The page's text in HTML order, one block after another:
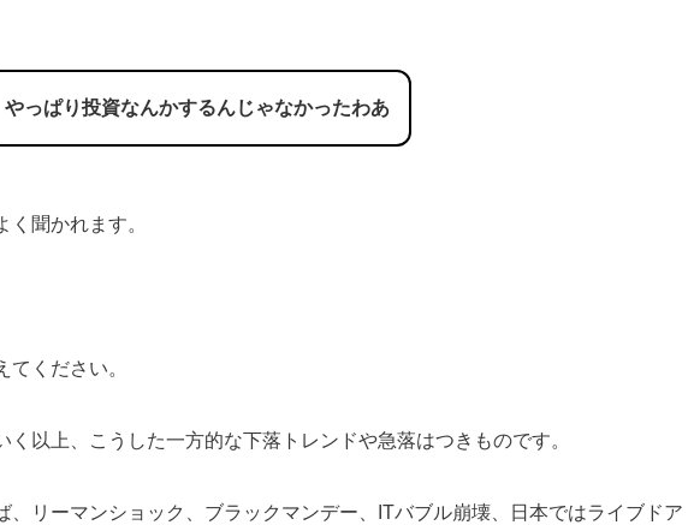
やっぱり投資なんかするんじゃなかったわあ
く聞かれます。
てください。
く以上、こうした一方的な下落トレンドや急落はつきものです。
、リーマンショック、ブラックマンデー、ITバブル崩壊、日本ではライブドア